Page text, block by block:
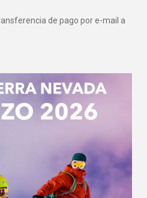
de pago por e-mail a